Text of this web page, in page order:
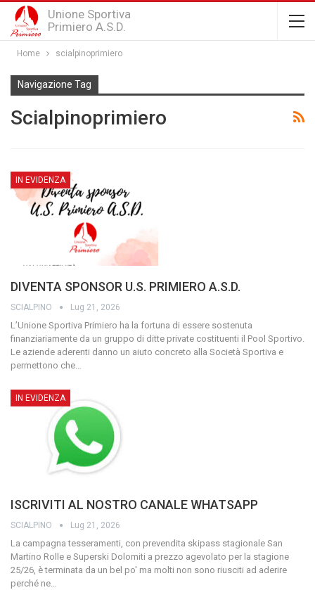
Unione Sportiva
Primiero A.S.D.
Home scialpinoprimiero
Navigazione Tag
Scialpinoprimiero
IN EVIDENZA
DIVENTA SPONSOR U.S. PRIMIERO A.S.D.
SCIALPINO Lug 21, 2026
L’Unione Sportiva Primiero ha la fortuna di essere sostenuta
finanziariamente da un gruppo di ditte private costituenti il Pool Sportivo.
Le aziende aderenti danno un aiuto concreto alla Società Sportiva e
permettono che…
IN EVIDENZA
ISCRIVITI AL NOSTRO CANALE WHATSAPP
SCIALPINO Lug 21, 2026
La campagna tesseramenti, con prevendita skipass stagionale San
Martino Rolle e Superski Dolomiti a prezzo agevolato per la stagione
25/26, è terminata da un bel po' ma molti non sono riusciti ad aderire
perché ne…